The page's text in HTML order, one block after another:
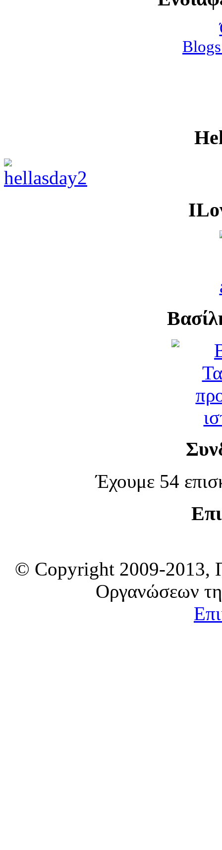
Blogs
Έχουμε 54
© Copyright 2009-2013,
Οργανώσεων